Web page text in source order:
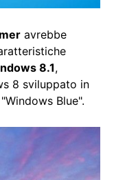
avrebbe
8.1,
8 sviluppato in
Blue".